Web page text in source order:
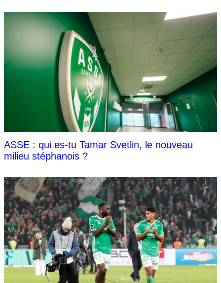
ASSE : qui es-tu Tamar Svetlin, le nouveau
milieu stéphanois ?